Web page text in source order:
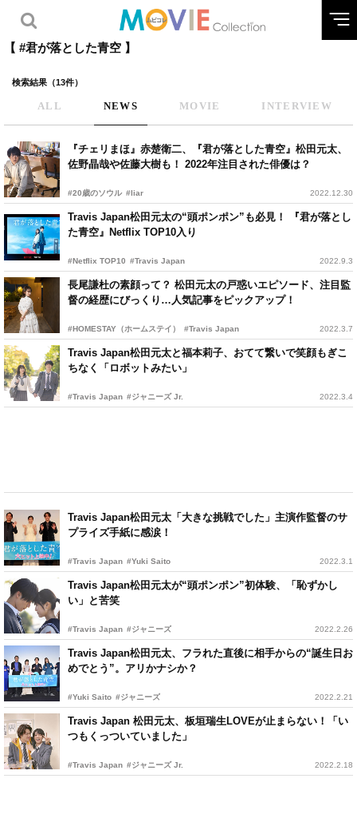
【 #君が落とした青空 】
検索結果（13件）
ALL NEWS MOVIE INTERVIEW
『チェリまほ』赤楚衛二、『君が落とした青空』松田元太、
佐野晶哉や佐藤大樹も！ 2022年注目された俳優は？
#20歳のソウル #liar 2022.12.30
Travis Japan松田元太の“頭ポンポン”も必見！ 『君が落とし
た青空』Netflix TOP10入り
#Netflix TOP10 #Travis Japan 2022.9.3
長尾謙杜の素顔って？ 松田元太の戸惑いエピソード、注目監
督の経歴にびっくり…人気記事をピックアップ！
#HOMESTAY（ホームステイ） #Travis Japan 2022.3.7
Travis Japan松田元太と福本莉子、おてて繋いで笑顔もぎこ
ちなく「ロボットみたい」
#Travis Japan #ジャニーズ Jr. 2022.3.4
Travis Japan松田元太「大きな挑戦でした」主演作監督のサ
プライズ手紙に感涙！
#Travis Japan #Yuki Saito 2022.3.1
Travis Japan松田元太が“頭ポンポン”初体験、「恥ずかし
い」と苦笑
#Travis Japan #ジャニーズ 2022.2.26
Travis Japan松田元太、フラれた直後に相手からの“誕生日お
めでとう”。アリかナシか？
#Yuki Saito #ジャニーズ 2022.2.21
Travis Japan 松田元太、板垣瑞生LOVEが止まらない！「い
つもくっついていました」
#Travis Japan #ジャニーズ Jr. 2022.2.18